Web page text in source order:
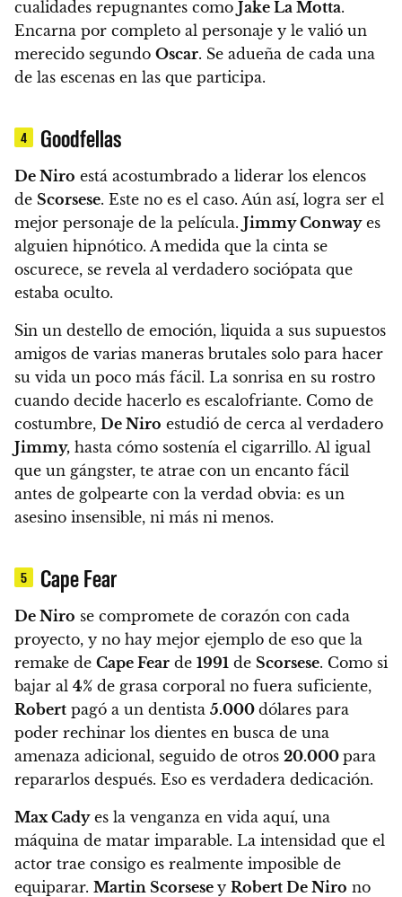
cualidades repugnantes como Jake La Motta.
Encarna por completo al personaje y le valió un
merecido segundo Oscar. Se adueña de cada una
de las escenas en las que participa.
4 Goodfellas
De Niro está acostumbrado a liderar los elencos
de Scorsese. Este no es el caso. Aún así, logra ser el
mejor personaje de la película. Jimmy Conwayes
alguien hipnótico. A medida que la cinta se
oscurece, se revela al verdadero sociópata que
estaba oculto.
Sin un destello de emoción, liquida a sus supuestos
amigos de varias maneras brutales solo para hacer
su vida un poco más fácil. La sonrisa en su rostro
cuando decide hacerlo es escalofriante. Como de
costumbre, De Niro estudió de cerca al verdadero
Jimmy, hasta cómo sostenía el cigarrillo. Al igual
que un gángster, te atrae con un encanto fácil
antes de golpearte con la verdad obvia: es un
asesino insensible, ni más ni menos.
5 Cape Fear
De Niro se compromete de corazón con cada
proyecto, y no hay mejor ejemplo de eso que la
remake de Cape Fear de 1991 de Scorsese. Como si
bajar al 4% de grasa corporal no fuera suficiente,
Robert pagó a un dentista 5.000 dólares para
poder rechinar los dientes en busca de una
amenaza adicional, seguido de otros 20.000 para
repararlos después. Eso es verdadera dedicación.
Max Cadyes la venganza en vida aquí, una
máquina de matar imparable. La intensidad que el
actor trae consigo es realmente imposible de
equiparar. Martin Scorsese y Robert De Niro no